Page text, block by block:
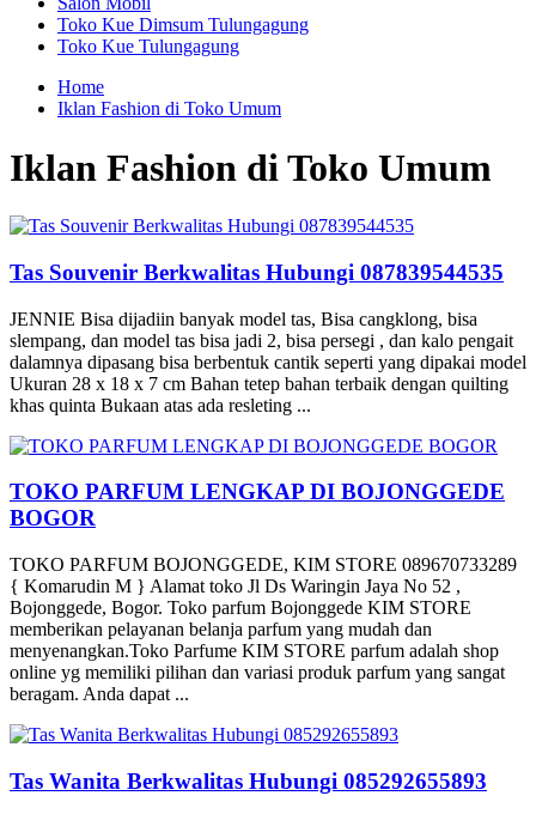
Toko Kue Dimsum Tulungagung
Toko Kue Tulungagung
Home
Iklan Fashion di Toko Umum
Iklan Fashion di Toko Umum
Tas Souvenir Berkwalitas Hubungi 087839544535
JENNIE Bisa dijadiin banyak model tas, Bisa cangklong, bisa
slempang, dan model tas bisa jadi 2, bisa persegi , dan kalo pengait
dalamnya dipasang bisa berbentuk cantik seperti yang dipakai model
Ukuran 28 x 18 x 7 cm Bahan tetep bahan terbaik dengan quilting
khas quinta Bukaan atas ada resleting ...
TOKO PARFUM LENGKAP DI BOJONGGEDE
BOGOR
TOKO PARFUM BOJONGGEDE, KIM STORE 089670733289
{ Komarudin M } Alamat toko Jl Ds Waringin Jaya No 52 ,
Bojonggede, Bogor. Toko parfum Bojonggede KIM STORE
memberikan pelayanan belanja parfum yang mudah dan
menyenangkan.Toko Parfume KIM STORE parfum adalah shop
online yg memiliki pilihan dan variasi produk parfum yang sangat
beragam. Anda dapat ...
Tas Wanita Berkwalitas Hubungi 085292655893